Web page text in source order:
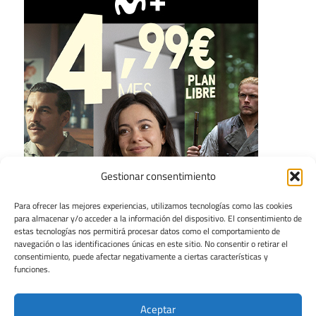
Gestionar consentimiento
Para ofrecer las mejores experiencias, utilizamos tecnologías como las cookies
para almacenar y/o acceder a la información del dispositivo. El consentimiento de
estas tecnologías nos permitirá procesar datos como el comportamiento de
navegación o las identificaciones únicas en este sitio. No consentir o retirar el
consentimiento, puede afectar negativamente a ciertas características y
funciones.
Aceptar